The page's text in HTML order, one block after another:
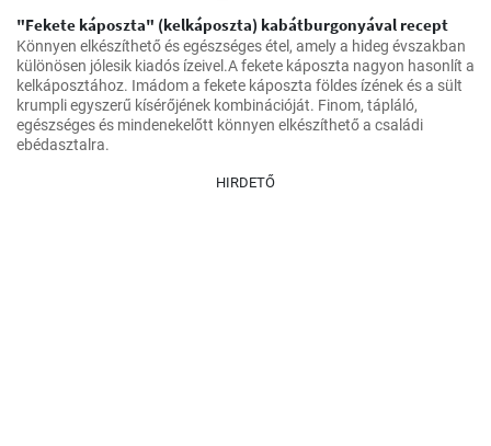
"Fekete káposzta" (kelkáposzta) kabátburgonyával recept
Könnyen elkészíthető és egészséges étel, amely a hideg évszakban
különösen jólesik kiadós ízeivel.A fekete káposzta nagyon hasonlít a
kelkáposztához. Imádom a fekete káposzta földes ízének és a sült
krumpli egyszerű kísérőjének kombinációját. Finom, tápláló,
egészséges és mindenekelőtt könnyen elkészíthető a családi
HIRDETŐ